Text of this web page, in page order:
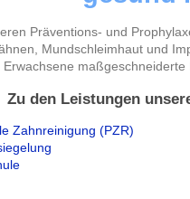
Präventions- und
Mundschleimhaut und
maßgeschneiderte
Zu den Leistungen
Zahnreinigung (PZR)